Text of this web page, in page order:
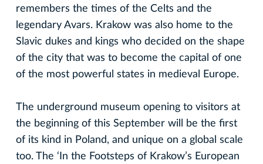
remembers the times of the Celts and the
legendary Avars. Krakow was also home to the
Slavic dukes and kings who decided on the shape
of the city that was to become the capital of one
of the most powerful states in medieval Europe.
The underground museum opening to visitors at
the beginning of this September will be the first
of its kind in Poland, and unique on a global scale
too. The ‘In the Footsteps of Krakow’s European